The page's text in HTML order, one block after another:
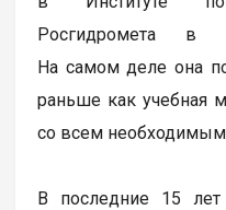
Росгидромета в
На самом деле она
раньше как учебная
со всем
В последние 15 лет